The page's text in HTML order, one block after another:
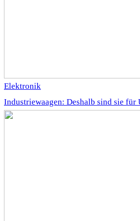
Elektronik
Industriewaagen: Deshalb sind sie für